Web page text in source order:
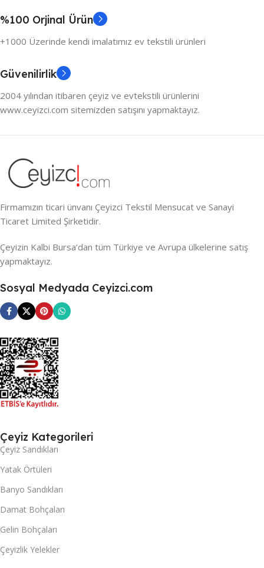
%100 Orjinal Ürün
+1000 Üzerinde kendi imalatımız ev tekstili ürünleri
Güvenilirlik
2004 yılından itibaren çeyiz ve evtekstili ürünlerini
www.ceyizci.com sitemizden satışını yapmaktayız.
Firmamızın ticari ünvanı Çeyizci Tekstil Mensucat ve Sanayi
Ticaret Limited Şirketidir.
Çeyizin Kalbi Bursa’dan tüm Türkiye ve Avrupa ülkelerine satış
yapmaktayız.
Sosyal Medyada Ceyizci.com
Çeyiz Kategorileri
Çeyiz Sandıkları
Yatak Örtüleri
Banyo Sandıkları
Damat Bohçaları
Gelin Bohçaları
Çeyizlik Yelekler